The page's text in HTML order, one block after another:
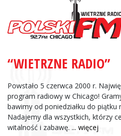
“WIETRZNE RADIO”
Powstało 5 czerwca 2000 r.
program radiowy w Chicago!
bawimy od poniedziałku do piątku
Nadajemy dla wszystkich, którzy
witalność i zabawę. ... więcej